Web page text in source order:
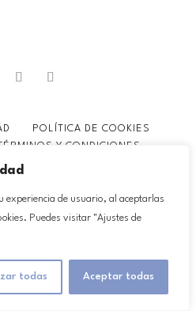
experiencia de usuario, al aceptarlas
Puedes visitar "Ajustes de
todas Aceptar todas
POLÍTICA DE COOKIES
Y CONDICIONES
y Vinos. Todos los derechos
Diseño web